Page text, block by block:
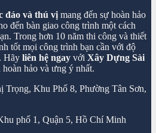
đáo và thú vị mang đến sự hoàn hảo
đến bàn giao công trình một cách
Trong hơn 10 năm thi công và thiết
tốt mọi công trình bạn cần với độ
Hãy liên hệ ngay với Xây Dựng Sài
hảo và ưng ý nhất.
Trọng, Khu Phố 8, Phường Tân Sơn,
phố 1, Quận 5, Hồ Chí Minh